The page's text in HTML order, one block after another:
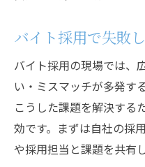
バイト求人の
法
正社員採用で
術
広告相談窓口
求人広告の苦情
バイト採用で失敗
バイト採用の現場では、
い・ミスマッチが多発す
こうした課題を解決する
効です。まずは自社の採
や採用担当と課題を共有し